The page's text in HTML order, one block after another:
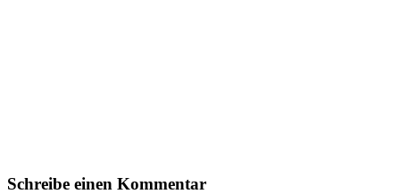
Schreibe einen Kommentar